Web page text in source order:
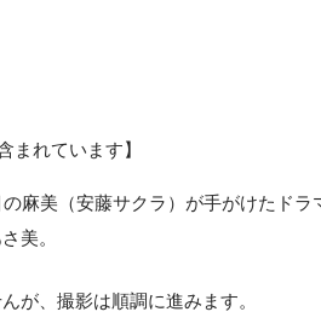
れています】
麻美（安藤サクラ）が手がけたドラ
美。
が、撮影は順調に進みます。